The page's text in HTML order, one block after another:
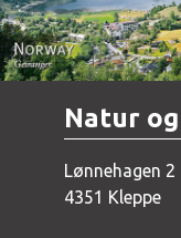
Natur
Lønnehagen 2
4351 Kleppe